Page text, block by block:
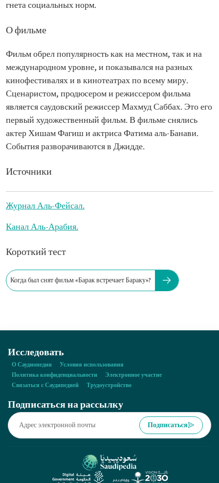
гнета социальных норм.
О фильме
Фильм обрел популярность как на местном, так и на
международном уровне, и показывался на разных
кинофестивалях и в кинотеатрах по всему миру.
Сценаристом, продюсером и режиссером фильма
является саудовский режиссер Махмуд Саббах. Это его
первый художественный фильм. В фильме снялись
актер Хишам Фагиш и актриса Фатима аль-Банави.
События разворачиваются в Джидде.
Источники
Журнал Аль-Фейсал.
Канал Аль-Арабия.
Короткий тест
Когда был снят фильм «Барак встречает Бараку»?
Исследовать
О Саудиопедии
Условия использования
Политика конфиденциальности
Электронное участие
Связаться с Саудипедией
Трудоустройство
Подписаться на рассылку
Подписаться